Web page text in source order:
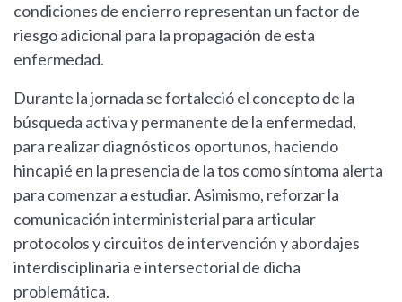
condiciones de encierro representan un factor de
riesgo adicional para la propagación de esta
enfermedad.
Durante la jornada se fortaleció el concepto de la
búsqueda activa y permanente de la enfermedad,
para realizar diagnósticos oportunos, haciendo
hincapié en la presencia de la tos como síntoma alerta
para comenzar a estudiar. Asimismo, reforzar la
comunicación interministerial para articular
protocolos y circuitos de intervención y abordajes
interdisciplinaria e intersectorial de dicha
problemática.